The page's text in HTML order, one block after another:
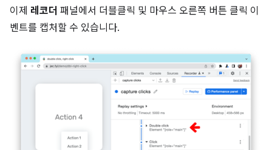
이제 레코더 패널에서 더블클릭 및 마우스 오른쪽 버튼 클릭 이
벤트를 캡처할 수 있습니다.